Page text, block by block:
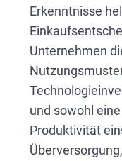
Erkenntnisse
Unternehmen
und sowohl
Produktivität